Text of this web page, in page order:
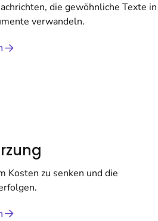
die gewöhnliche Texte in
verwandeln.
Kosten zu senken und die